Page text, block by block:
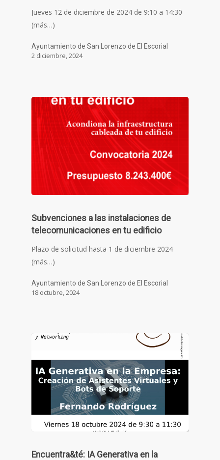
Jueves 12 de diciembre de 2024 de 9:10 a 14:30
(más…)
Ayuntamiento de San Lorenzo de El Escorial
2 diciembre, 2024
Subvenciones a las instalaciones de
telecomunicaciones en tu edificio
Plazo de solicitud hasta 1 de diciembre 2024
(más…)
Ayuntamiento de San Lorenzo de El Escorial
18 octubre, 2024
Encuentra&té: IA Generativa en la